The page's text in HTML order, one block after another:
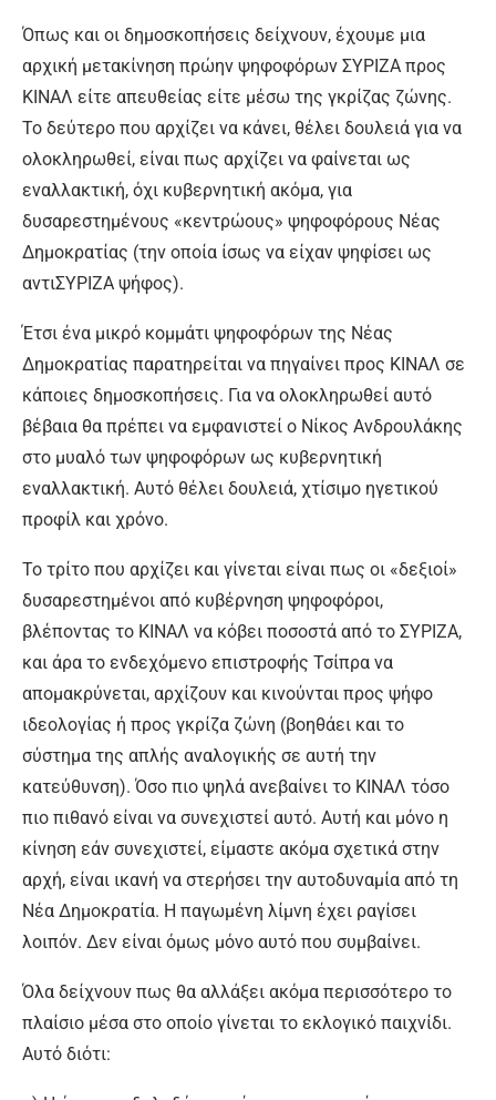
Όπως και οι δημοσκοπήσεις δείχνουν, έχουμε μια
αρχική μετακίνηση πρώην ψηφοφόρων ΣΥΡΙΖΑ προς
ΚΙΝΑΛ είτε απευθείας είτε μέσω της γκρίζας ζώνης.
Το δεύτερο που αρχίζει να κάνει, θέλει δουλειά για να
ολοκληρωθεί, είναι πως αρχίζει να φαίνεται ως
εναλλακτική, όχι κυβερνητική ακόμα, για
δυσαρεστημένους «κεντρώους» ψηφοφόρους Νέας
Δημοκρατίας (την οποία ίσως να είχαν ψηφίσει ως
αντιΣΥΡΙΖΑ ψήφος).
Έτσι ένα μικρό κομμάτι ψηφοφόρων της Νέας
Δημοκρατίας παρατηρείται να πηγαίνει προς ΚΙΝΑΛ σε
κάποιες δημοσκοπήσεις. Για να ολοκληρωθεί αυτό
βέβαια θα πρέπει να εμφανιστεί ο Νίκος Ανδρουλάκης
στο μυαλό των ψηφοφόρων ως κυβερνητική
εναλλακτική. Αυτό θέλει δουλειά, χτίσιμο ηγετικού
προφίλ και χρόνο.
Το τρίτο που αρχίζει και γίνεται είναι πως οι «δεξιοί»
δυσαρεστημένοι από κυβέρνηση ψηφοφόροι,
βλέποντας το ΚΙΝΑΛ να κόβει ποσοστά από το ΣΥΡΙΖΑ,
και άρα το ενδεχόμενο επιστροφής Τσίπρα να
απομακρύνεται, αρχίζουν και κινούνται προς ψήφο
ιδεολογίας ή προς γκρίζα ζώνη (βοηθάει και το
σύστημα της απλής αναλογικής σε αυτή την
κατεύθυνση). Όσο πιο ψηλά ανεβαίνει το ΚΙΝΑΛ τόσο
πιο πιθανό είναι να συνεχιστεί αυτό. Αυτή και μόνο η
κίνηση εάν συνεχιστεί, είμαστε ακόμα σχετικά στην
αρχή, είναι ικανή να στερήσει την αυτοδυναμία από τη
Νέα Δημοκρατία. Η παγωμένη λίμνη έχει ραγίσει
λοιπόν. Δεν είναι όμως μόνο αυτό που συμβαίνει.
Όλα δείχνουν πως θα αλλάξει ακόμα περισσότερο το
πλαίσιο μέσα στο οποίο γίνεται το εκλογικό παιχνίδι.
Αυτό διότι: